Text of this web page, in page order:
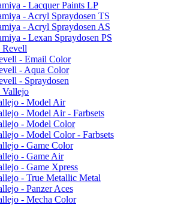
- Lacquer Paints LP
- Acryl Spraydosen TS
- Acryl Spraydosen AS
- Lexan Spraydosen PS
Revell
- Email Color
- Aqua Color
- Spraydosen
Vallejo
- Model Air
- Model Air - Farbsets
- Model Color
- Model Color - Farbsets
- Game Color
- Game Air
- Game Xpress
- True Metallic Metal
- Panzer Aces
- Mecha Color